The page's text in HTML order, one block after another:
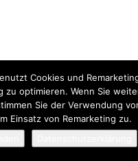
Cookies und
zu optimieren. Wenn Sie
Sie der Verwendung
Einsatz von Remarketing zu.